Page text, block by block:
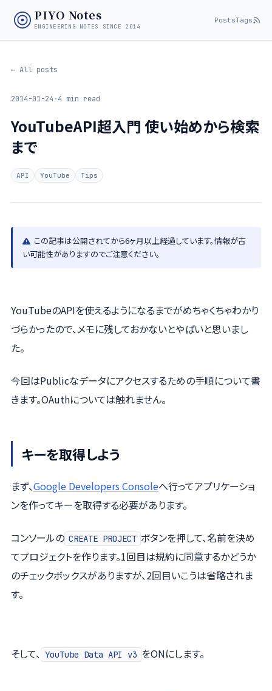
PIYO Notes
ENGINEERING NOTES SINCE 2014
PostsTags
← All posts
2014-01-24 ·4 min read
YouTubeAPI超入門 使い始めから検索
まで
API YouTube Tips
この記事は公開されてから6ヶ月以上経過しています。情報が古
い可能性がありますのでご注意ください。
YouTubeのAPIを使えるようになるまでがめちゃくちゃわかり
づらかったので、メモに残しておかないとやばいと思いまし
た。
今回はPublicなデータにアクセスするための手順について書
きます。OAuthについては触れません。
キーを取得しよう
まず、Google Developers Consoleへ行ってアプリケーショ
ンを作ってキーを取得する必要があります。
コンソールの CREATE PROJECT ボタンを押して、名前を決め
てプロジェクトを作ります。1回目は規約に同意するかどうか
のチェックボックスがありますが、2回目いこうは省略されま
す。
そして、 YouTube Data API v3 をONにします。